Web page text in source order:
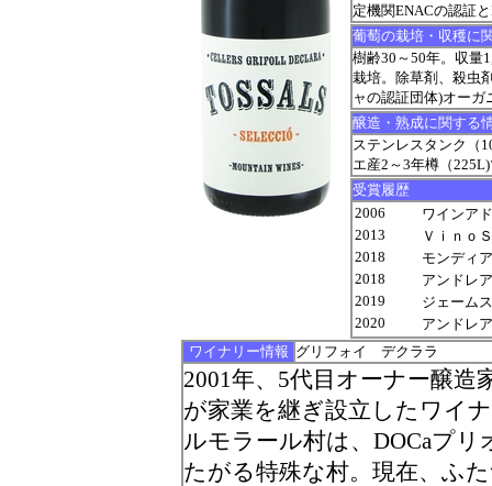
定機関ENACの認証
葡萄の栽培・収穫に
樹齢30～50年。収量
栽培。除草剤、殺虫
ャの認証団体)オー
醸造・熟成に関する
ステンレスタンク（
エ産2～3年樽（
受賞履歴
2006
ワインア
2013
Ｖｉｎｏ
2018
モンディ
2018
アンドレ
2019
ジェーム
2020
アンドレ
ワイナリー情報 グリフォイ デクララ
2001年、5代目オーナー醸
が家業を継ぎ設立したワイ
ルモラール村は、DOCaプ
たがる特殊な村。現在、ふ